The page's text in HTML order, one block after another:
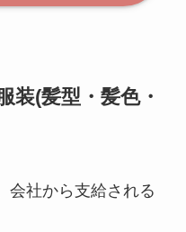
装(髪型・髪色・
会社から支給される